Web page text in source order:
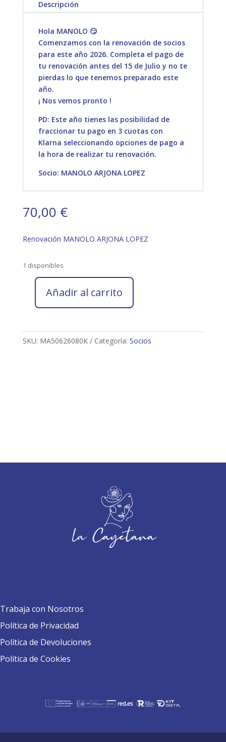
Descripción
Hola MANOLO 😏
Comenzamos con la renovación de socios
para este año 2026. Completa el pago de
tu renovación antes del 15 de Julio y no te
pierdas lo que tenemos preparado este
año.
¡ Nos vemos pronto !
PD: Este año tienes las posibilidad de
fraccionar tu pago en 3 cuotas con
Klarna seleccionando opciones de pago a
la hora de realizar tu renovación.
Socio: MANOLO ARJONA LOPEZ
70,00 €
Renovación MANOLO ARJONA LOPEZ
1 disponibles
2026
ARJONA
LOPEZ
Añadir al carrito
SKU: MA50626080K Categoría: Socios
Trabaja con Nosotros
Política de Privacidad
Política de Devoluciones
Política de Cookies